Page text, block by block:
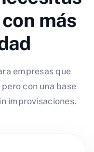
más
empresas que
con una base
improvisaciones.